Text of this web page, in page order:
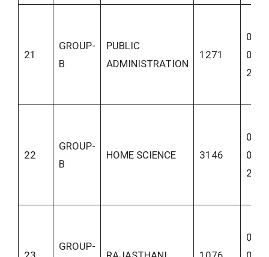
21
GROUP-
B
PUBLIC
ADMINISTRATION
1271
08-
06-
22
GROUP-
B
HOME SCIENCE 3146
08-
06-
GROUP-
09-